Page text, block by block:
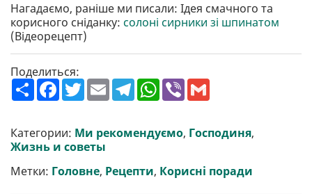
Нагадаємо, раніше ми писали: Ідея смачного та
корисного сніданку: солоні сирники зі шпинатом
(Відеорецепт)
Поделиться:
П
о
р
и
т
F
a
b
o
o
T
w
t
e
r
E
m
l
T
e
g
r
W
h
s
A
V
l
Категории: Ми рекомендуємо, Господиня,
Жизнь и советы
Метки: Головне, Рецепти, Корисні поради